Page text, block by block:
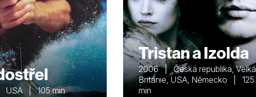
| 105 min
Tristan a Izolda
2006 | Česká republika, Velká
Británie, USA, Německo | 125
min